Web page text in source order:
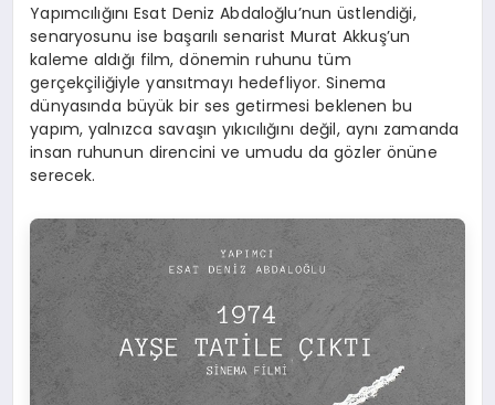
Yapımcılığını Esat Deniz Abdaloğlu’nun üstlendiği,
senaryosunu ise başarılı senarist Murat Akkuş’un
kaleme aldığı film, dönemin ruhunu tüm
gerçekçiliğiyle yansıtmayı hedefliyor. Sinema
dünyasında büyük bir ses getirmesi beklenen bu
yapım, yalnızca savaşın yıkıcılığını değil, aynı zamanda
insan ruhunun direncini ve umudu da gözler önüne
serecek.